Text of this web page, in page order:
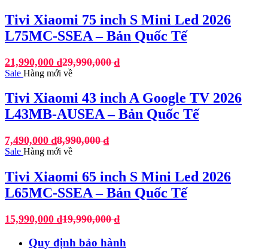
Tivi Xiaomi 75 inch S Mini Led 2026
L75MC-SSEA – Bản Quốc Tế
21,990,000 ₫29,990,000₫
Sale Hàng mới về
Tivi Xiaomi 43 inch A Google TV 2026
L43MB-AUSEA – Bản Quốc Tế
7,490,000 ₫8,990,000₫
Sale Hàng mới về
Tivi Xiaomi 65 inch S Mini Led 2026
L65MC-SSEA – Bản Quốc Tế
15,990,000 ₫19,990,000₫
Quy định bảo hành